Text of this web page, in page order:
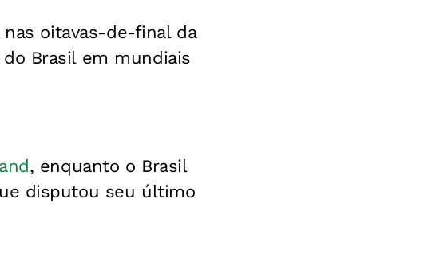
nas oitavas-de-final da
do Brasil em mundiais
, enquanto o Brasil
disputou seu último